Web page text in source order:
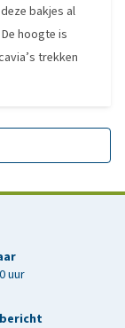
bakjes al
hoogte is
trekken
uur